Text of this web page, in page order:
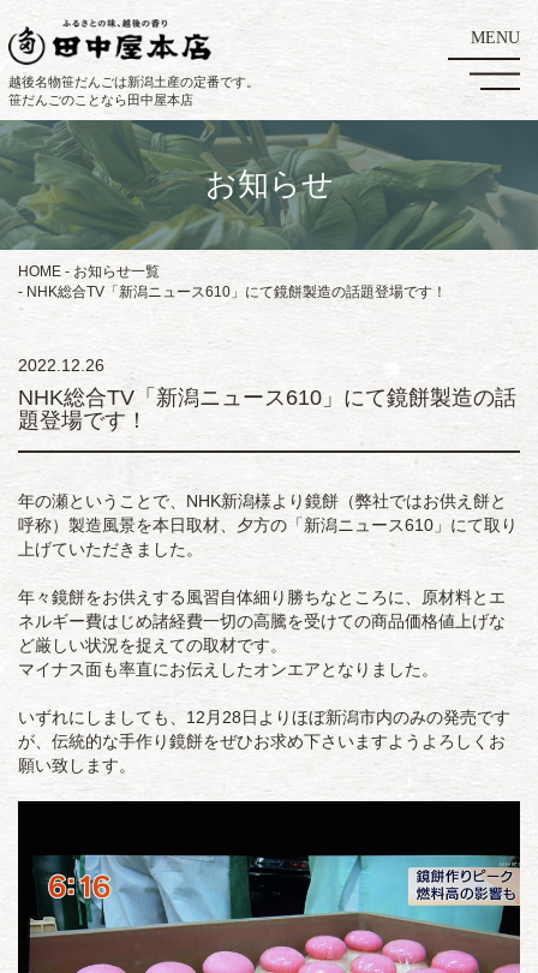
越後名物笹だんごは新潟土産の定番です。
笹だんごのことなら田中屋本店
お知らせ
HOME
お知らせ一覧
NHK総合TV「新潟ニュース610」にて鏡餅製造の話題登場です！
2022.12.26
NHK総合TV「新潟ニュース610」にて鏡餅製造の話
題登場です！
年の瀬ということで、NHK新潟様より鏡餅（弊社ではお供え餅と
呼称）製造風景を本日取材、夕方の「新潟ニュース610」にて取り
上げていただきました。
年々鏡餅をお供えする風習自体細り勝ちなところに、原材料とエ
ネルギー費はじめ諸経費一切の高騰を受けての商品価格値上げな
ど厳しい状況を捉えての取材です。
マイナス面も率直にお伝えしたオンエアとなりました。
いずれにしましても、12月28日よりほぼ新潟市内のみの発売です
が、伝統的な手作り鏡餅をぜひお求め下さいますようよろしくお
願い致します。